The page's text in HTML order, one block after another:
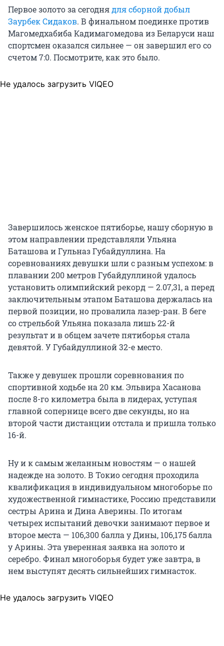
Первое золото за сегоднядля сборной добыл
Заурбек Сидаков. В финальном поединке против
Магомедхабиба Кадимагомедова из Беларуси наш
спортсмен оказался сильнее — он завершил его со
счетом 7:0. Посмотрите, как это было.
Не удалось загрузить VIQEO
Завершилось женское пятиборье, нашу сборную в
этом направлении представляли Ульяна
Баташова и Гульназ Губайдуллина. На
соревнованиях девушки шли с разным успехом: в
плавании 200 метров Губайдуллиной удалось
установить олимпийский рекорд — 2.07,31, а перед
заключительным этапом Баташова держалась на
первой позиции, но провалила лазер-ран. В беге
со стрельбой Ульяна показала лишь 22-й
результат и в общем зачете пятиборья стала
девятой. У Губайдуллиной 32-е место.
Также у девушек прошли соревнования по
спортивной ходьбе на 20 км. Эльвира Хасанова
после 8-го километра была в лидерах, уступая
главной сопернице всего две секунды, но на
второй части дистанции отстала и пришла только
16-й.
Ну и к самым желанным новостям — о нашей
надежде на золото. В Токио сегодня проходила
квалификация в индивидуальном многоборье по
художественной гимнастике, Россию представили
сестры Арина и Дина Аверины. По итогам
четырех испытаний девочки занимают первое и
второе места — 106,300 балла у Дины, 106,175 балла
у Арины. Эта уверенная заявка на золото и
серебро. Финал многоборья будет уже завтра, в
нем выступят десять сильнейших гимнасток.
Не удалось загрузить VIQEO